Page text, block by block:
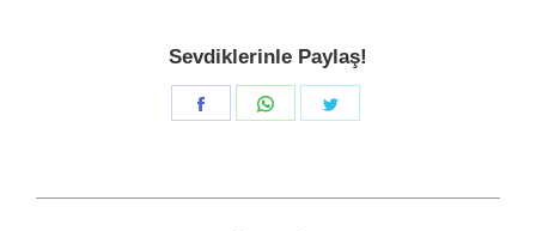
Sevdiklerinle Paylaş!
Share
Share